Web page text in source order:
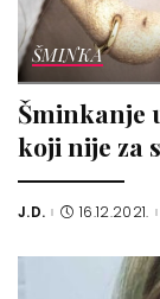
ŠMINKA
Šminkanje
koji nije za
Posted
J.D. 16.12.2021.